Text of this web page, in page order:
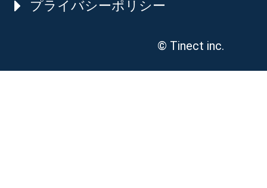
プライバシーポリシー
© Tinect inc.